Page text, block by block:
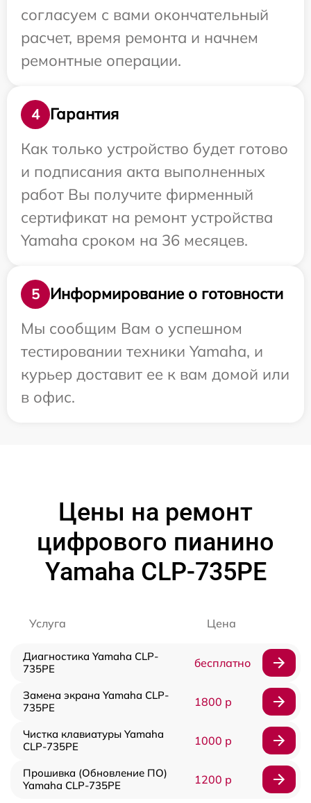
согласуем с вами окончательный
расчет, время ремонта и начнем
ремонтные операции.
4
Гарантия
Как только устройство будет готово
и подписания акта выполненных
работ Вы получите фирменный
сертификат на ремонт устройства
Yamaha сроком на 36 месяцев.
5
Информирование о готовности
Мы сообщим Вам о успешном
тестировании техники Yamaha, и
курьер доставит ее к вам домой или
в офис.
Цены на ремонт
цифрового пианино
Yamaha CLP-735PE
Услуга Цена
Диагностика Yamaha CLP-
735PE
бесплатно
Замена экрана Yamaha CLP-
735PE
1800 р
Чистка клавиатуры Yamaha
CLP-735PE
1000 р
Прошивка (Обновление ПО)
Yamaha CLP-735PE
1200 р